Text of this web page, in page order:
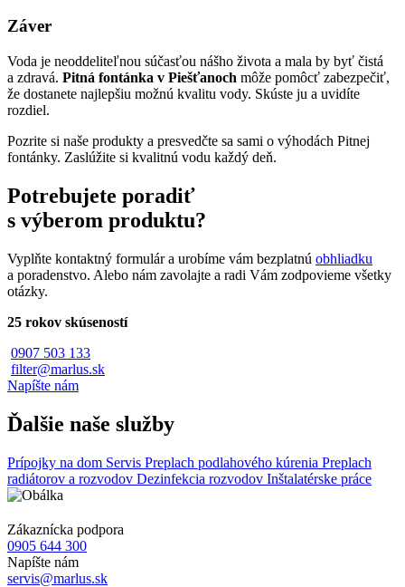
Záver
Voda je neoddeliteľnou súčasťou nášho života a mala by byť čistá
a zdravá. Pitná fontánka v Piešťanoch môže pomôcť zabezpečiť,
že dostanete najlepšiu možnú kvalitu vody. Skúste ju a uvidíte
rozdiel.
Pozrite si naše produkty a presvedčte sa sami o výhodách Pitnej
fontánky. Zaslúžite si kvalitnú vodu každý deň.
Potrebujete poradiť
s výberom produktu?
Vyplňte kontaktný formulár a urobíme vám bezplatnú obhliadku
a poradenstvo. Alebo nám zavolajte a radi Vám zodpovieme všetky
otázky.
25 rokov skúseností
0907 503 133
filter@marlus.sk
Napíšte nám
Ďalšie naše služby
Prípojky na dom Servis Preplach podlahového kúrenia Preplach
radiátorov a rozvodov Dezinfekcia rozvodov Inštalatérske práce
Zákaznícka podpora
0905 644 300
Napíšte nám
servis@marlus.sk